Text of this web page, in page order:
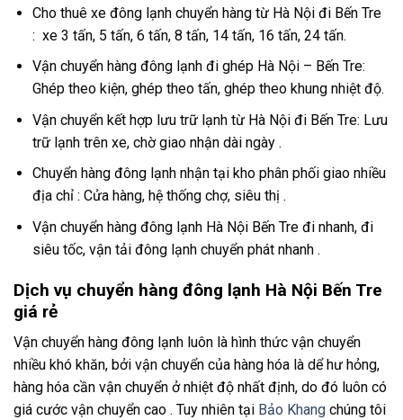
Cho thuê xe đông lạnh chuyển hàng từ Hà Nội đi Bến Tre
: xe 3 tấn, 5 tấn, 6 tấn, 8 tấn, 14 tấn, 16 tấn, 24 tấn.
Vận chuyển hàng đông lạnh đi ghép Hà Nội – Bến Tre:
Ghép theo kiện, ghép theo tấn, ghép theo khung nhiệt độ.
Vận chuyển kết hợp lưu trữ lạnh từ Hà Nội đi Bến Tre: Lưu
trữ lạnh trên xe, chờ giao nhận dài ngày .
Chuyển hàng đông lạnh nhận tại kho phân phối giao nhiều
địa chỉ : Cửa hàng, hệ thống chợ, siêu thị .
Vận chuyển hàng đông lạnh Hà Nội Bến Tre đi nhanh, đi
siêu tốc, vận tải đông lạnh chuyển phát nhanh .
Dịch vụ chuyển hàng đông lạnh Hà Nội Bến Tre
giá rẻ
Vận chuyển hàng đông lạnh luôn là hình thức vận chuyển
nhiều khó khăn, bởi vận chuyển của hàng hóa là dể hư hỏng,
hàng hóa cần vận chuyển ở nhiệt độ nhất định, do đó luôn có
giá cước vận chuyển cao . Tuy nhiên tại Bảo Khang chúng tôi